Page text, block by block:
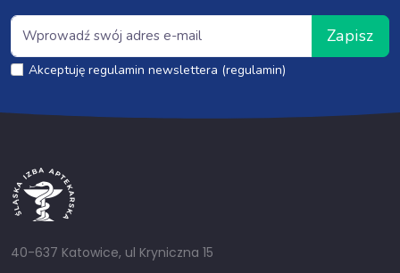
Zapisz
Akceptuję regulamin newslettera (regulamin)
40-637 Katowice, ul Kryniczna 15